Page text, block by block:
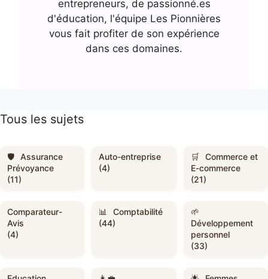
entrepreneurs, de passionné.es
d'éducation, l'équipe Les Pionnières
vous fait profiter de son expérience
dans ces domaines.
Tous les sujets
Assurance
Prévoyance
(11)
Auto-entreprise
(4)
Commerce et
E-commerce
(21)
Comparateur-
Avis
(4)
Comptabilité
(44)
Développement
personnel
(33)